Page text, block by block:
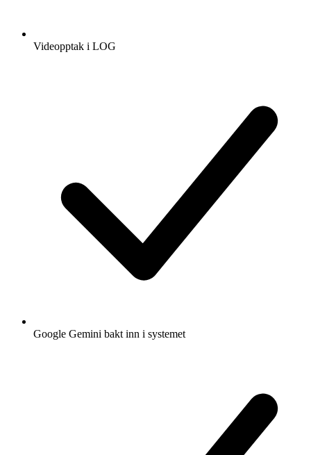
Videopptak i LOG
Google Gemini bakt inn i systemet